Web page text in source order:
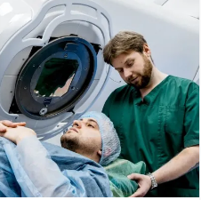
stosowania tradycyjnych
Decyzje podejmowane w
często uwzględniają
które są bardziej precyzyjne
temu leczenie onkologiczne w
skuteczne, a zarazem mniej
wiedzy oraz innowacyjne
z nowotworami, co pomaga
przy mniejszych